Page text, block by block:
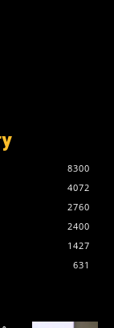
8300
4072
2760
2400
1427
631